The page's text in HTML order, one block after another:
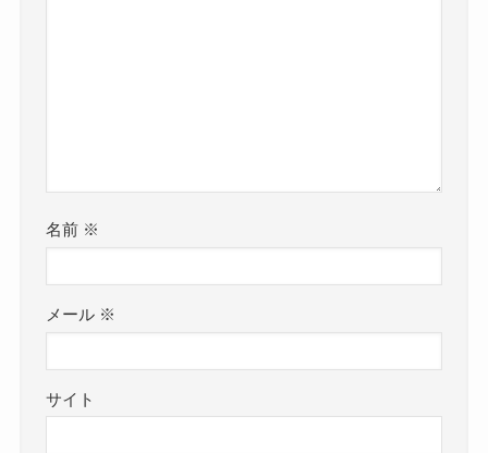
ここからは高瀬隼子さんの本名や身長、体重等の
高瀬隼子の本名は？
名前 ※
メール ※
サイト